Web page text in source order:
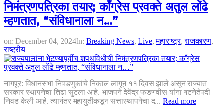
निमंत्रणपत्रिका तयार; काँग्रेस प्रवक्ते अतुल लोंढे
म्हणतात, “संविधानाला न…”
on: December 04, 2024In: Breaking News, Live,महाराष्ट्र,राजकारण,
राष्ट्रीय
नागपूर: विधानसभा निवडणुकांचे निकाल लागून ११ दिवस झाले असून राज्यात
सरकार स्थापनेचा तिढा सुटला आहे. भाजपने देवेंद्र फडणवीस यांना गटनेतेपदी
निवड केली आहे. त्यानंतर महायुतीकडून सत्तास्थापनेचा द... Read more